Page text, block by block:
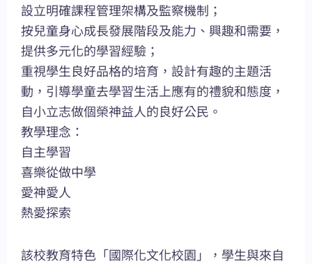
設立明確課程管理架構及監察機制；
按兒童身心成長發展階段及能力、興趣和需要，
提供多元化的學習經驗；
重視學生良好品格的培育，設計有趣的主題活
動，引導學童去學習生活上應有的禮貌和態度，
自小立志做個榮神益人的良好公民。
教學理念：
自主學習
喜樂從做中學
愛神愛人
熱愛探索
該校教育特色「國際化文化校園」，學生與來自